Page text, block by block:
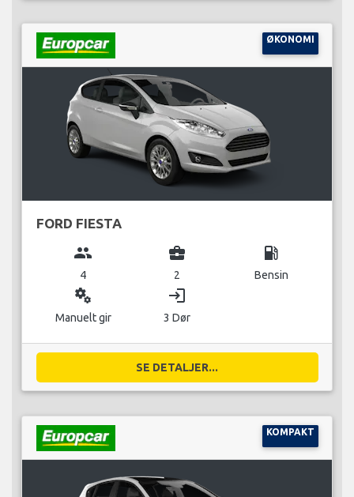
ØKONOMI
FORD FIESTA
group
4
business_center
2
local_gas_station
Bensin
miscellaneous_services
Manuelt gir
login
3 Dør
SE DETALJER...
KOMPAKT